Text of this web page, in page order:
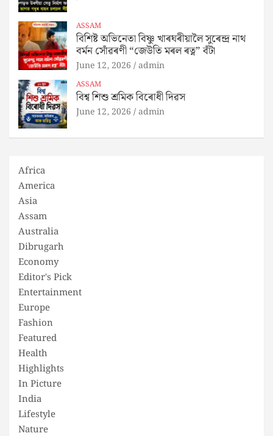
ASSAM
বিশিষ্ট অভিনেতা বিষ্ণু খাৰঘৰীয়ালৈ সুৰেন্দ্ৰ নাথ
বৰ্মন সোঁৱৰণী “জেউতি মৰল ৰত্ন” বঁটা
June 12, 2026 admin
ASSAM
বিশ্ব শিশু শ্ৰমিক বিৰোধী দিৱস
June 12, 2026 admin
Africa
America
Asia
Assam
Australia
Dibrugarh
Economy
Editor's Pick
Entertainment
Europe
Fashion
Featured
Health
Highlights
In Picture
India
Lifestyle
Nature